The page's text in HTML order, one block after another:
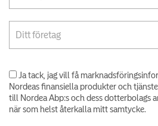
Ja tack, jag vill få
Nordeas finansiella produkter och
till Nordea Abp:s och dess dotterbolags
när som helst återkalla mitt samtycke.